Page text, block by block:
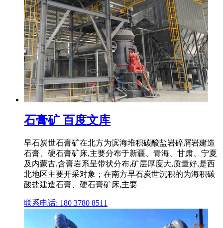
石膏矿 百度文库
早石炭世石膏矿在北方为滨海堆积碳酸盐岩碎屑岩建造
石膏、硬石膏矿床,主要分布于新疆、青海、甘肃、宁夏
及内蒙古,含膏岩系呈带状分布,矿层厚度大,质量好,是西
北地区主要开采对象；在南方早石炭世沉积的为海积碳
酸盐建造石膏、硬石膏矿床,主要
联系电话: 180 3780 8511